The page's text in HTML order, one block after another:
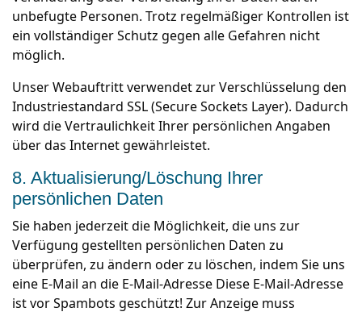
unbefugte Personen. Trotz regelmäßiger Kontrollen ist
ein vollständiger Schutz gegen alle Gefahren nicht
möglich.
Unser Webauftritt verwendet zur Verschlüsselung den
Industriestandard SSL (Secure Sockets Layer). Dadurch
wird die Vertraulichkeit Ihrer persönlichen Angaben
über das Internet gewährleistet.
8. Aktualisierung/Löschung Ihrer
persönlichen Daten
Sie haben jederzeit die Möglichkeit, die uns zur
Verfügung gestellten persönlichen Daten zu
überprüfen, zu ändern oder zu löschen, indem Sie uns
eine E-Mail an die E-Mail-Adresse Diese E-Mail-Adresse
ist vor Spambots geschützt! Zur Anzeige muss